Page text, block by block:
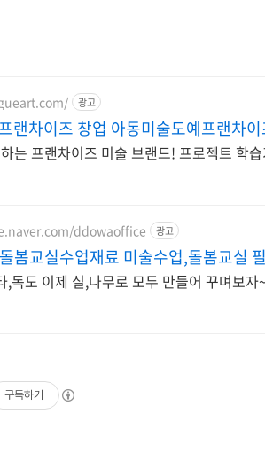
광고
랜차이즈 창업 아동미술도예프랜차
는 프랜차이즈 미술 브랜드! 프로젝트 학
ddowaoffice 광고
봄교실수업재료 미술수업,돌봄교실
,독도 이제 실,나무로 모두 만들어 꾸며보자
구독하기